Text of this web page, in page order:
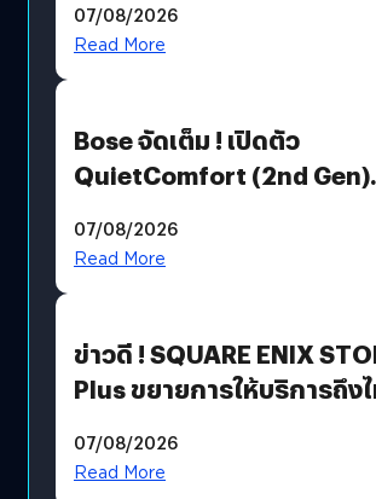
มีภาษาไทยด้วย
07/08/2026
Read More
Bose จัดเต็ม ! เปิดตัว
QuietComfort (2nd Gen)
07/08/2026
Read More
ข่าวดี ! SQUARE ENIX
Plus ขยายการให้บริการถึง
โดยตรง
07/08/2026
Read More